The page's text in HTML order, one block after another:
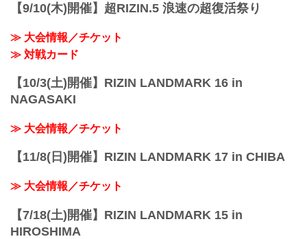
【9/10(木)開催】超RIZIN.5 浪速の超復活祭り
≫ 大会情報／チケット
≫ 対戦カード
【10/3(土)開催】RIZIN LANDMARK 16 in
NAGASAKI
≫ 大会情報／チケット
【11/8(日)開催】RIZIN LANDMARK 17 in CHIBA
≫ 大会情報／チケット
【7/18(土)開催】RIZIN LANDMARK 15 in
HIROSHIMA